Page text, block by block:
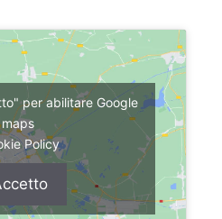
per abilitare Google
maps
Policy